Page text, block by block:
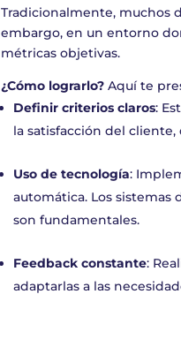
Tradicionalmente, muchos
embargo, en un entorno
métricas objetivas.
¿Cómo lograrlo? Aquí te
Definir criterios claros:
la satisfacción del
Uso de tecnología:
automática. Los sistemas
son fundamentales.
Feedback constante:
adaptarlas a las